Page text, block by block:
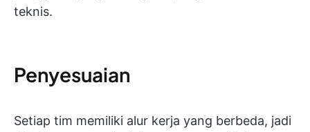
teknis.
Penyesuaian
Setiap tim memiliki alur kerja yang berbeda, jadi